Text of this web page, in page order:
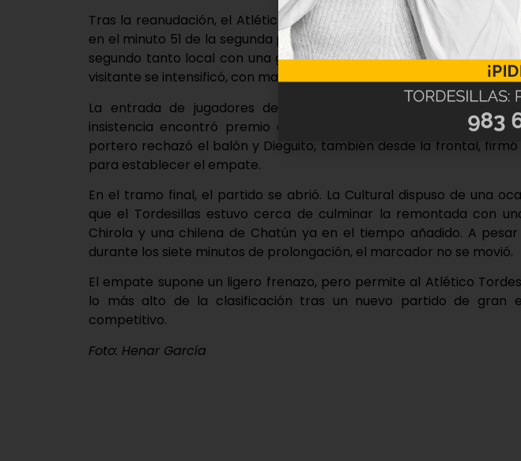
Tras la reanudación, el Atlético Tordesillas dio un paso al frente.
en el minuto 51 de la segunda parte tras un centro de Fer, y poco
segundo tanto local con una gran intervención a un disparo desde
visitante se intensificó, con mayor posesión e intensidad, aunque el
La entrada de jugadores desde el banquillo dio aire al
insistencia encontró premio en el minuto 33. Pesca disparó
portero rechazó el balón y Dieguito, también desde la frontal,
para establecer el empate.
En el tramo final, el partido se abrió. La Cultural dispuso de una
que el Tordesillas estuvo cerca de culminar la remontada con
Chirola y una chilena de Chatún ya en el tiempo añadido. A
durante los siete minutos de prolongación, el marcador no se movió.
El empate supone un ligero frenazo, pero permite al Atlético
lo más alto de la clasificación tras un nuevo partido de gran
competitivo.
Foto: Henar García